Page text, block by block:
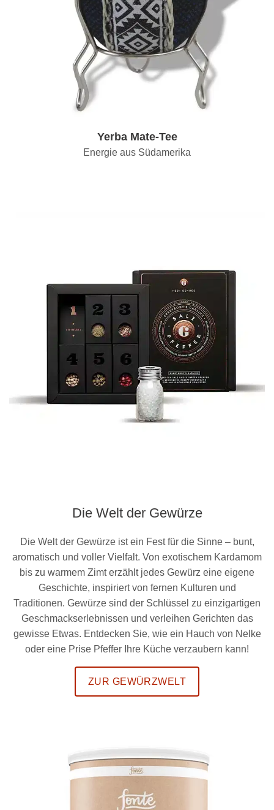
Yerba Mate-Tee
Energie aus Südamerika
Die Welt der Gewürze
Die Welt der Gewürze ist ein Fest für die Sinne – bunt,
aromatisch und voller Vielfalt. Von exotischem Kardamom
bis zu warmem Zimt erzählt jedes Gewürz eine eigene
Geschichte, inspiriert von fernen Kulturen und
Traditionen. Gewürze sind der Schlüssel zu einzigartigen
Geschmackserlebnissen und verleihen Gerichten das
gewisse Etwas. Entdecken Sie, wie ein Hauch von Nelke
oder eine Prise Pfeffer Ihre Küche verzaubern kann!
ZUR GEWÜRZWELT